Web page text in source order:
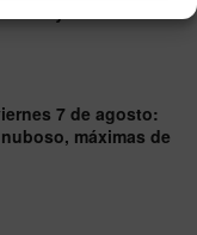
7 de agosto:
máximas de